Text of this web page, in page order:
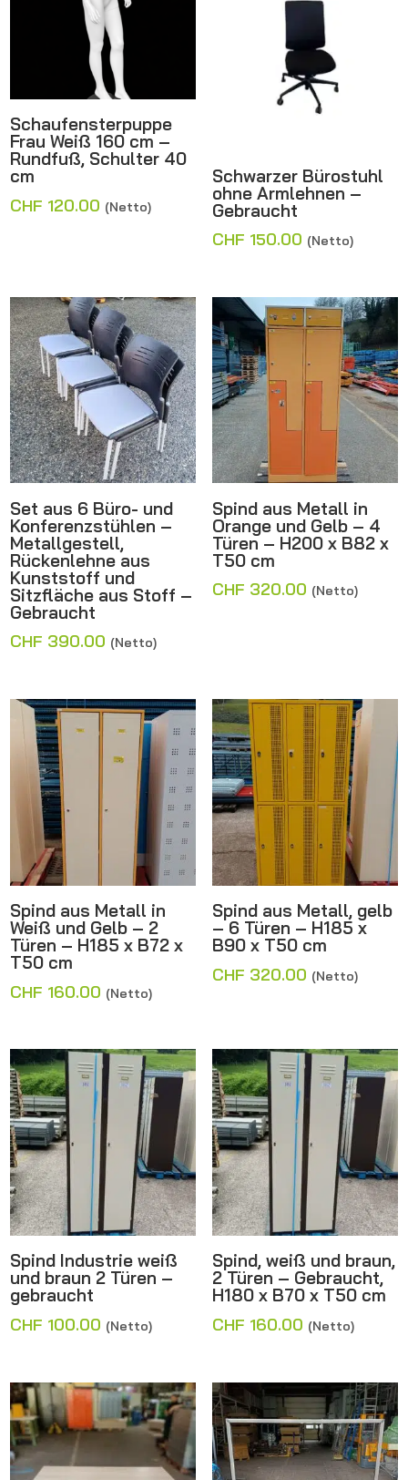
Schaufensterpuppe
Frau Weiß 160 cm –
Rundfuß, Schulter 40
cm
CHF 120.00 (Netto)
Schwarzer Bürostuhl
ohne Armlehnen –
Gebraucht
CHF 150.00 (Netto)
Set aus 6 Büro- und
Konferenzstühlen –
Metallgestell,
Rückenlehne aus
Kunststoff und
Sitzfläche aus Stoff –
Gebraucht
CHF 390.00 (Netto)
Spind aus Metall in
Orange und Gelb – 4
Türen – H200 x B82 x
T50 cm
CHF 320.00 (Netto)
Spind aus Metall in
Weiß und Gelb – 2
Türen – H185 x B72 x
T50 cm
CHF 160.00 (Netto)
Spind aus Metall, gelb
– 6 Türen – H185 x
B90 x T50 cm
CHF 320.00 (Netto)
Spind Industrie weiß
und braun 2 Türen –
gebraucht
CHF 100.00 (Netto)
Spind, weiß und braun,
2 Türen – Gebraucht,
H180 x B70 x T50 cm
CHF 160.00 (Netto)